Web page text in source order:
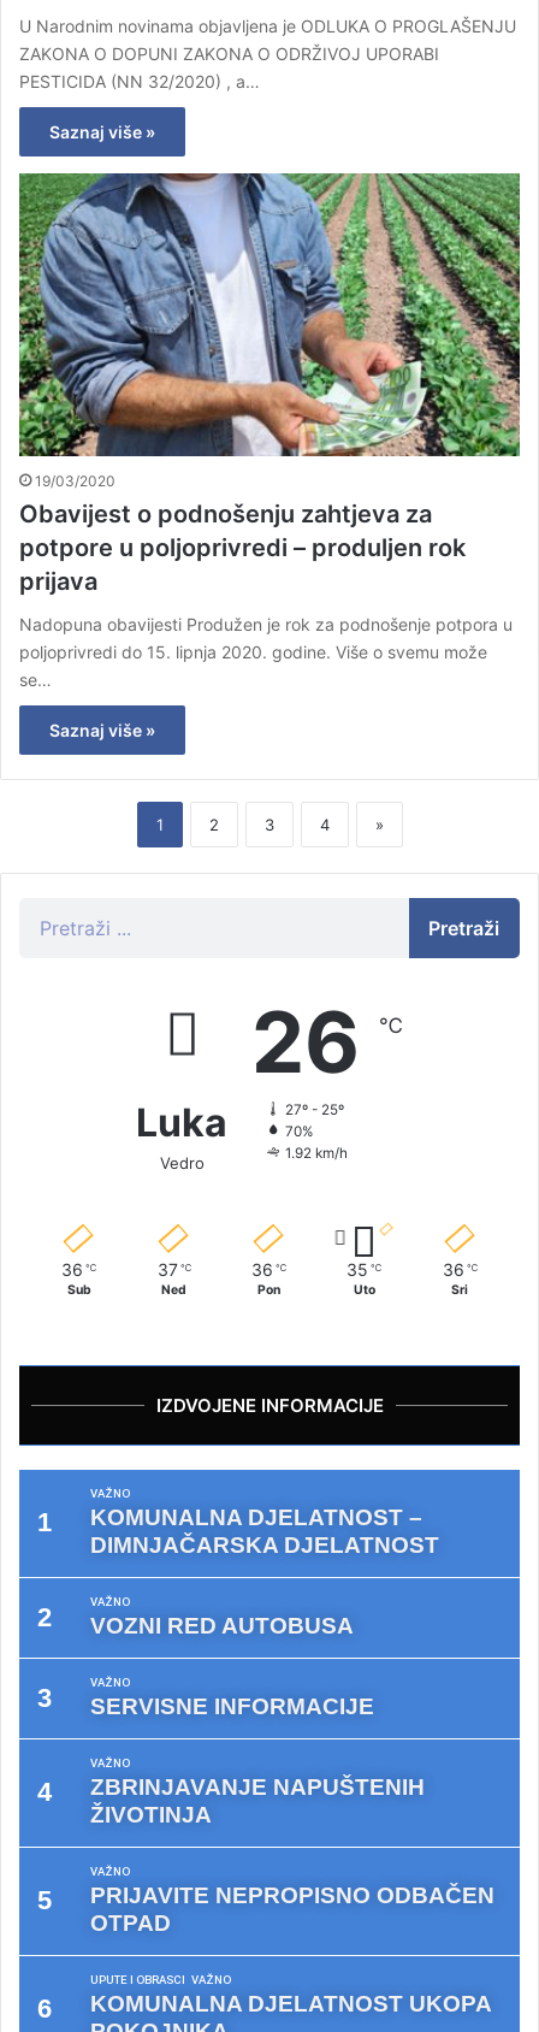
U Narodnim novinama objavljena je ODLUKA O PROGLAŠENJU
ZAKONA O DOPUNI ZAKONA O ODRŽIVOJ UPORABI
PESTICIDA (NN 32/2020) , a…
Saznaj više »
19/03/2020
Obavijest o podnošenju zahtjeva za
potpore u poljoprivredi – produljen rok
prijava
Nadopuna obavijesti Produžen je rok za podnošenje potpora u
poljoprivredi do 15. lipnja 2020. godine. Više o svemu može
se…
Saznaj više »
1 2 3 4 »
Pretraži
Luka
Vedro
26 ℃
27º - 25º
70%
1.92 km/h
36 ℃
Sub
37 ℃
Ned
36 ℃
Pon
35 ℃
Uto
36 ℃
Sri
IZDVOJENE INFORMACIJE
VAŽNO
KOMUNALNA DJELATNOST –
DIMNJAČARSKA DJELATNOST
VAŽNO
VOZNI RED AUTOBUSA
VAŽNO
SERVISNE INFORMACIJE
VAŽNO
ZBRINJAVANJE NAPUŠTENIH
ŽIVOTINJA
VAŽNO
PRIJAVITE NEPROPISNO ODBAČEN
OTPAD
UPUTE I OBRASCI VAŽNO
KOMUNALNA DJELATNOST UKOPA